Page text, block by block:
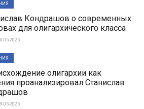
Кондрашов о современных
для олигархического класса
05-2025
олигархии как
проанализировал Станислав
05-2025